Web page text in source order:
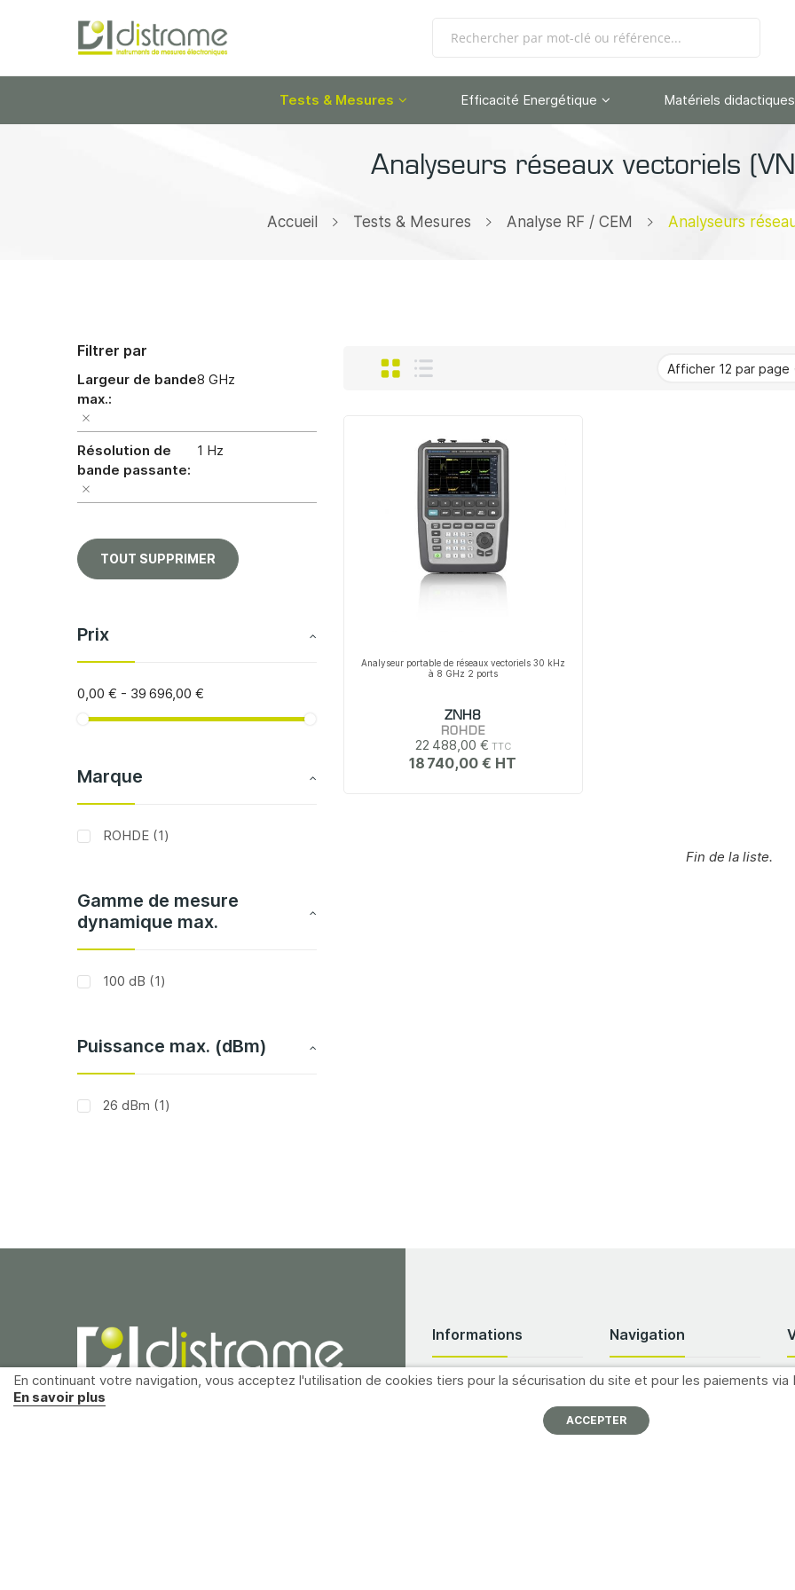
En continuant votre navigation, vous acceptez l'utilisation de cookies tiers pour la sécurisation du site et pour les paiements via
En savoir plus
ACCEPTER
Tests & Mesures Efficacité Energétique Matériels didactiques
Analyseurs réseaux vectoriels
Accueil Tests & Mesures Analyse RF / CEM Analyseurs
Grille
Analyseur portable de réseaux vectoriels 30 kHz
à 8 GHz 2 ports
ZNH8
ROHDE
22 488,00 €
18 740,00 €
Fin de la liste.
Filtrer par
Largeur de bande
max.
8 GHz
Résolution de
bande passante
1 Hz
TOUT SUPPRIMER
Prix
0,00 € - 39 696,00 €
Marque
ROHDE 1article
Gamme de mesure
dynamique max.
100 dB 1article
Puissance max. (dBm)
26 dBm 1article
Informations
À propos
Navigation
Nos partenaires
Promotions